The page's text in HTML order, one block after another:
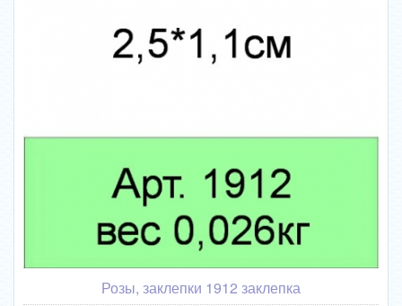
Розы, заклепки 1912 заклепка